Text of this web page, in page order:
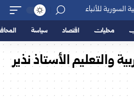
محليات اقتصاد سياسة
والتعليم الأستاذ نذير